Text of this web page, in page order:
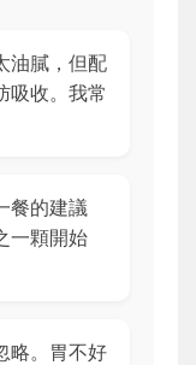
油膩，但配
吸收。我常
餐的建議
一顆開始
略。胃不好